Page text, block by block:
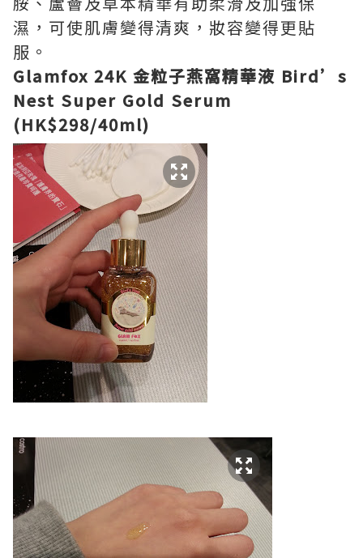
濕，可使肌膚變得清爽，妝容變得更貼
服。
Glamfox 24K 金粒子燕窩精華液 Bird’s
Nest Super Gold Serum
(HK$298/40ml)